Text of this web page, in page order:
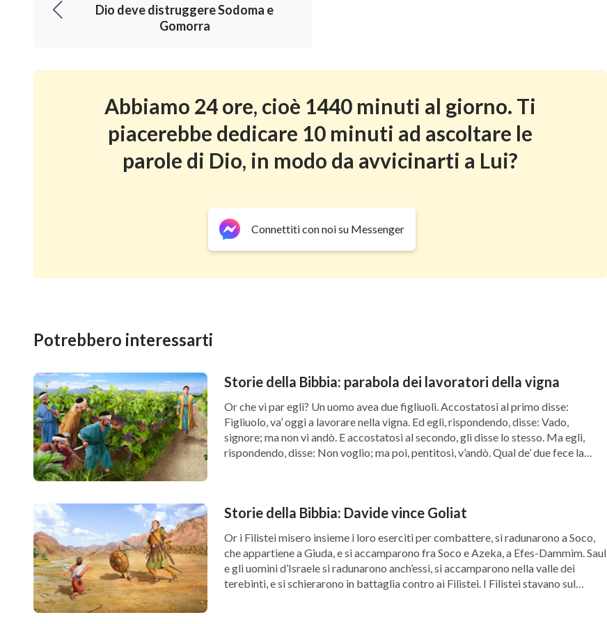
che si muove sulla terra ed ha in sé un soffio di vita, io do ogni erba verde per nutrimento’. E
E Dio vide tutto quello che aveva fatto, ed ecco, era molto buono. Così fu sera, poi fu
Stabilire il sabato
Così furono compiti i cieli e la terra e tutto l’esercito loro. Il settimo giorno, Iddio compì
l’opera che aveva fatta, e si riposò il settimo giorno da tutta l’opera che aveva fatta. E Dio
benedisse il settimo giorno e lo santificò, perché in esso si riposò da tutta l’opera che aveva
creata e fatta.
Dio deve distruggere Sodoma e
Gomorra
Abbiamo 24 ore, cioè 1440 minuti al giorno. Ti
piacerebbe dedicare 10 minuti ad ascoltare le
parole di Dio, in modo da avvicinarti a Lui?
Connettiti con noi su Messenger
Potrebbero interessarti
Storie della Bibbia: parabola dei lavoratori della vigna
Or che vi par egli? Un uomo avea due figliuoli. Accostatosi al primo disse:
Figliuolo, va’ oggi a lavorare nella vigna. Ed egli, rispondendo, disse: Vado,
signore; ma non vi andò. E accostatosi al secondo, gli disse lo stesso. Ma egli,
rispondendo, disse: Non voglio; ma poi, pentitosi, v’andò. Qual de’ due fece la
Storie della Bibbia: Davide vince Goliat
Or i Filistei misero insieme i loro eserciti per combattere, si radunarono a Soco,
che appartiene a Giuda, e si accamparono fra Soco e Azeka, a Efes-Dammim. Saul
e gli uomini d’Israele si radunarono anch’essi, si accamparono nella valle dei
terebinti, e si schierarono in battaglia contro ai Filistei. I Filistei stavano sul